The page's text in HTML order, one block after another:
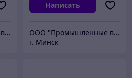
ООО "Промышленные вентиляторы и компоненты"
Написать
ООО "Промышленные вентиляторы и компоненты"
г. Минск